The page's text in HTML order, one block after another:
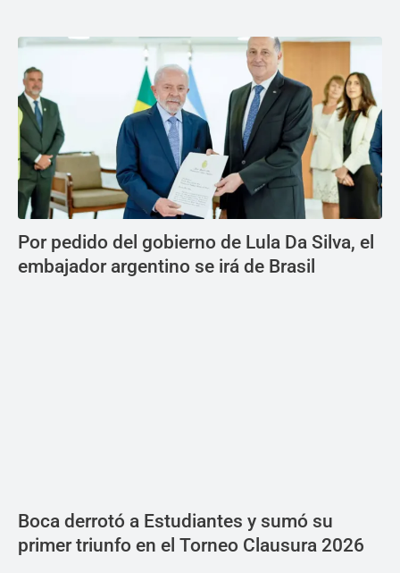
Por pedido del gobierno de Lula Da Silva, el
embajador argentino se irá de Brasil
Boca derrotó a Estudiantes y sumó su
primer triunfo en el Torneo Clausura 2026